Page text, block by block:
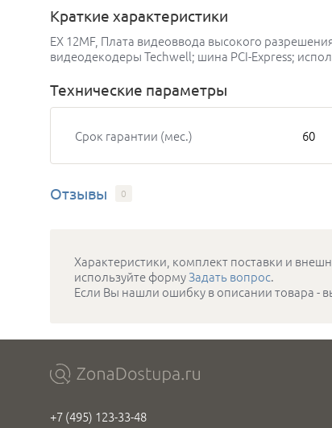
Краткие характеристики
EX 12МF, Плата видеоввода высокого
видеодекодеры Techwell; шина PCI-Express;
Технические параметры
Срок гарантии (мес.) 60
Отзывы 0
Характеристики, комплект поставки и
используйте формуЗадать вопрос.
Если Вы нашли ошибку в описании товара -
+7 (495) 123-33-48